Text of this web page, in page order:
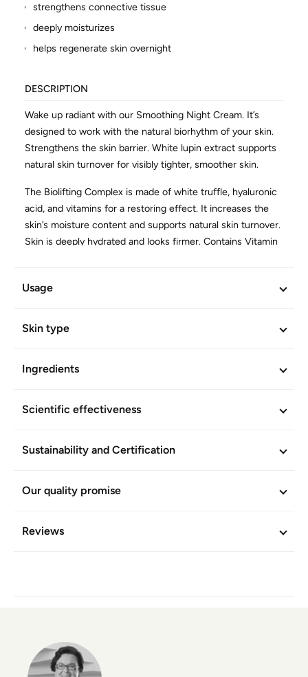
strengthens connective tissue
deeply moisturizes
helps regenerate skin overnight
DESCRIPTION
Wake up radiant with our Smoothing Night Cream. It’s
designed to work with the natural biorhythm of your skin.
Strengthens the skin barrier. White lupin extract supports
natural skin turnover for visibly tighter, smoother skin.
The Biolifting Complex is made of white truffle, hyaluronic
acid, and vitamins for a restoring effect. It increases the
skin’s moisture content and supports natural skin turnover.
Skin is deeply hydrated and looks firmer. Contains Vitamin
Efficacy and skin-compatibility are scientifically confirmed.
Article No. 603629
Usage
Skin type
Ingredients
Scientific effectiveness
Sustainability and Certification
Our quality promise
Reviews